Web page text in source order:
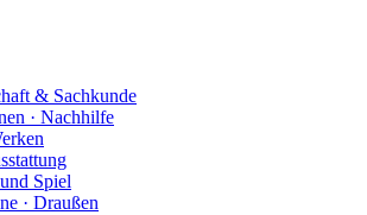
& Sachkunde
· Nachhilfe
Spiel
· Draußen